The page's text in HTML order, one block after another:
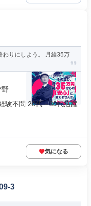
わりにしよう。 月給35万
野
験不問 20代～30代活躍
気になる
3